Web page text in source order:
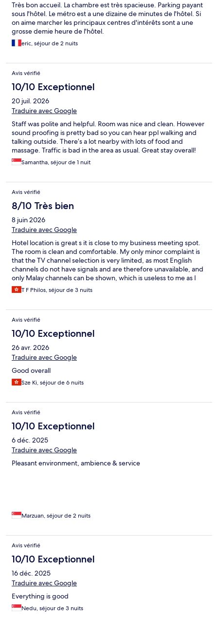
Très bon accueil. La chambre est très spacieuse. Parking payant
sous l'hôtel. Le métro est a une dizaine de minutes de l'hôtel. Si
on aime marcher les principaux centres d'intérêts sont a une
grosse demie heure de l'hôtel.
eric, séjour de 2 nuits
Avis vérifié
10/10 Exceptionnel
20 juil. 2026
Traduire avec Google
Staff was polite and helpful. Room was nice and clean. However
sound proofing is pretty bad so you can hear ppl walking and
talking outside. There’s a lot nearby with lots of food and
massage. Traffic is bad in the area as usual. Great stay overall!
Samantha, séjour de 1 nuit
Avis vérifié
8/10 Très bien
8 juin 2026
Traduire avec Google
Hotel location is great s it is close to my business meeting spot.
The room is clean and comfortable. My only minor complaint is
that the TV channel selection is very limited, as most English
channels do not have signals and are therefore unavailable, and
only Malay channels can be shown, which is useless to me as I
cannot understand the language.
T F Philos, séjour de 3 nuits
Avis vérifié
10/10 Exceptionnel
26 avr. 2026
Traduire avec Google
Good overall
Sze Ki, séjour de 6 nuits
Avis vérifié
10/10 Exceptionnel
6 déc. 2025
Traduire avec Google
Pleasant environment, ambience & service
Marzuan, séjour de 2 nuits
Avis vérifié
10/10 Exceptionnel
16 déc. 2025
Traduire avec Google
Everything is good
Nedu, séjour de 3 nuits